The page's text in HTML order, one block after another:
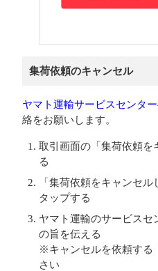
集荷依頼のキャンセル
ヤマト運輸サービスセンター
絡をお願いします。
取引画面の「集荷依頼を
る
「集荷依頼をキャンセ
タップする
ヤマト運輸のサービスセ
の旨を伝える
※キャンセルを依頼する
さい